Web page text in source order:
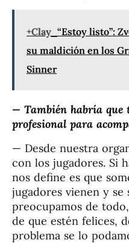
+Clay “Estoy listo”:
su maldición en los
Sinner
— También habría que
profesional para
— Desde nuestra
con los jugadores. Si
nos define es que
jugadores vienen y
preocupamos de
de que estén felices,
problema se lo